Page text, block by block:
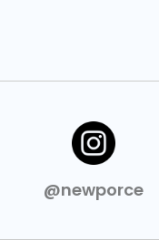
@newporce